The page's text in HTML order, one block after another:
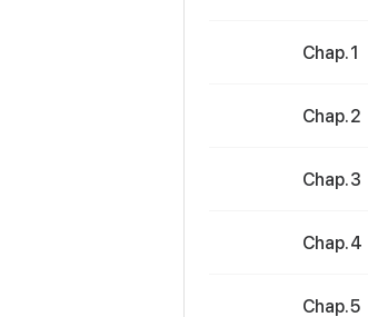
Chap. 1
Chap. 2
Chap. 3
Chap. 4
Chap. 5